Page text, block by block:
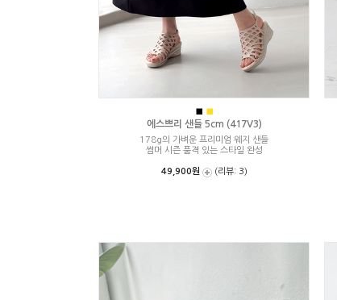
■ ■
에스쁘리 샌들 5cm (417V3)
178g의 가벼운 프리미엄 웨지 샌들
썸머 시즌 품격 있는 스타일 완성
49,900원 (리뷰: 3)